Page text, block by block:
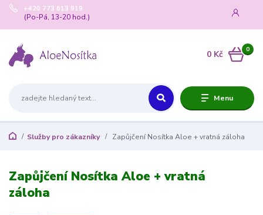
Menu
+420 773 613 919
(Po-Pá, 13-20 hod.)
0
0 Kč
Služby pro zákazníky Zapůjčení Nosítka Aloe + vratná záloha
Zapůjčení Nosítka Aloe + vratná
záloha